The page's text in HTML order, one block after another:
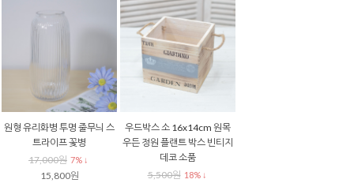
원형 유리화병 투명 줄무늬 스
트라이프 꽃병
17,000원 7% ↓
15,800원
우드박스 소 16x14cm 원목
우든 정원 플랜트 박스 빈티지
데코 소품
5,500원 18% ↓